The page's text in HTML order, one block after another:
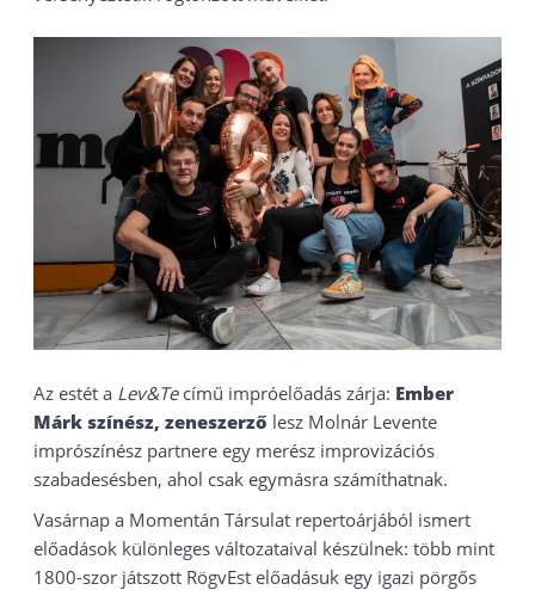
Az estét a Lev&Tecímű impróelőadás zárja: Ember
Márk színész, zeneszerző lesz Molnár Levente
imprószínész partnere egy merész improvizációs
szabadesésben, ahol csak egymásra számíthatnak.
Vasárnap a Momentán Társulat repertoárjából ismert
előadások különleges változataival készülnek: több mint
1800-szor játszott RögvEst előadásuk egy igazi pörgős